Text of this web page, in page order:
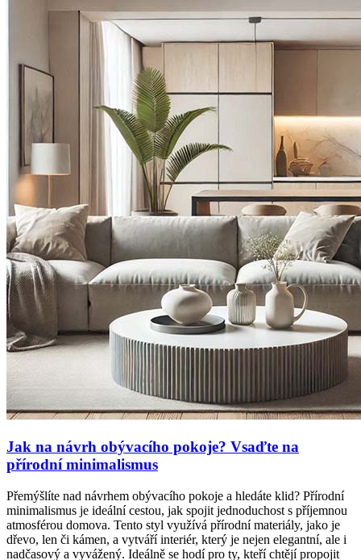
Jak na návrh obývacího pokoje? Vsaďte na
přírodní minimalismus
Přemýšlíte nad návrhem obývacího pokoje a hledáte klid? Přírodní
minimalismus je ideální cestou, jak spojit jednoduchost s příjemnou
atmosférou domova. Tento styl využívá přírodní materiály, jako je
dřevo, len či kámen, a vytváří interiér, který je nejen elegantní, ale i
nadčasový a vyvážený. Ideálně se hodí pro ty, kteří chtějí propojit